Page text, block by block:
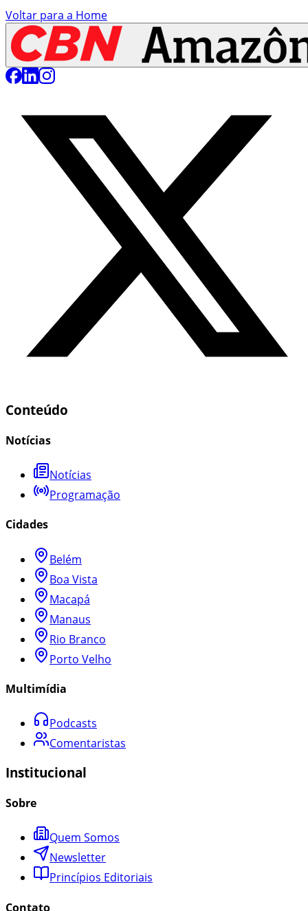
Voltar para a Home
Conteúdo
Notícias
Notícias
Programação
Cidades
Belém
Boa Vista
Macapá
Manaus
Rio Branco
Porto Velho
Multimídia
Podcasts
Comentaristas
Institucional
Sobre
Quem Somos
Newsletter
Princípios Editoriais
Contato